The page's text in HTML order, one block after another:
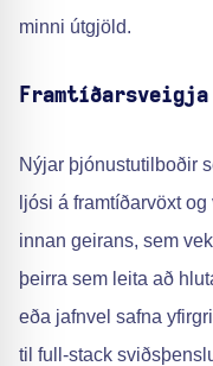
minni útgjöld.
Nýjar þjónustutilboðir
ljósi á framtíðarvöxt
innan geirans, sem
þeirra sem leita að
eða jafnvel safna
til full-stack